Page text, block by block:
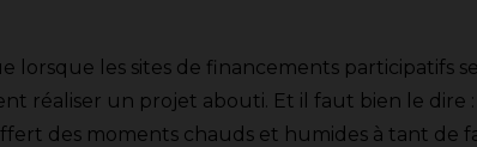
lorsque les sites de financements participatifs
réaliser un projet abouti. Et il faut bien le dire
des moments chauds et humides à tant de